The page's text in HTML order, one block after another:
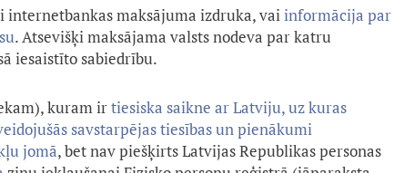
internetbankas maksājuma izdruka, vaiinformācija par
. Atsevišķi maksājama valsts nodeva par katru
iesaistīto sabiedrību.
kuram irtiesiska saikne ar Latviju, uz kuras
savstarpējas tiesības un pienākumi
jomā, bet nav piešķirts Latvijas Republikas personas